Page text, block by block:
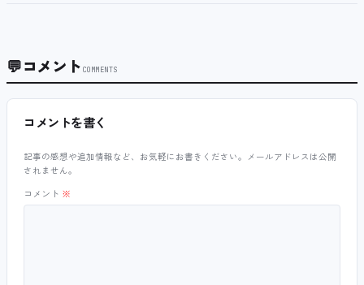
💬コメント COMMENTS
コメントを書く
記事の感想や追加情報など、お気軽にお書きください。メールアドレスは公開
されません。
コメント ※